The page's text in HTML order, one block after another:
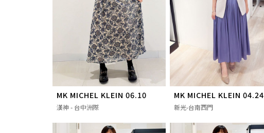
MK MICHEL KLEIN 06.10
漢神 - 台中洲際
MK MICHEL KLEIN 04.24
新光-台南西門